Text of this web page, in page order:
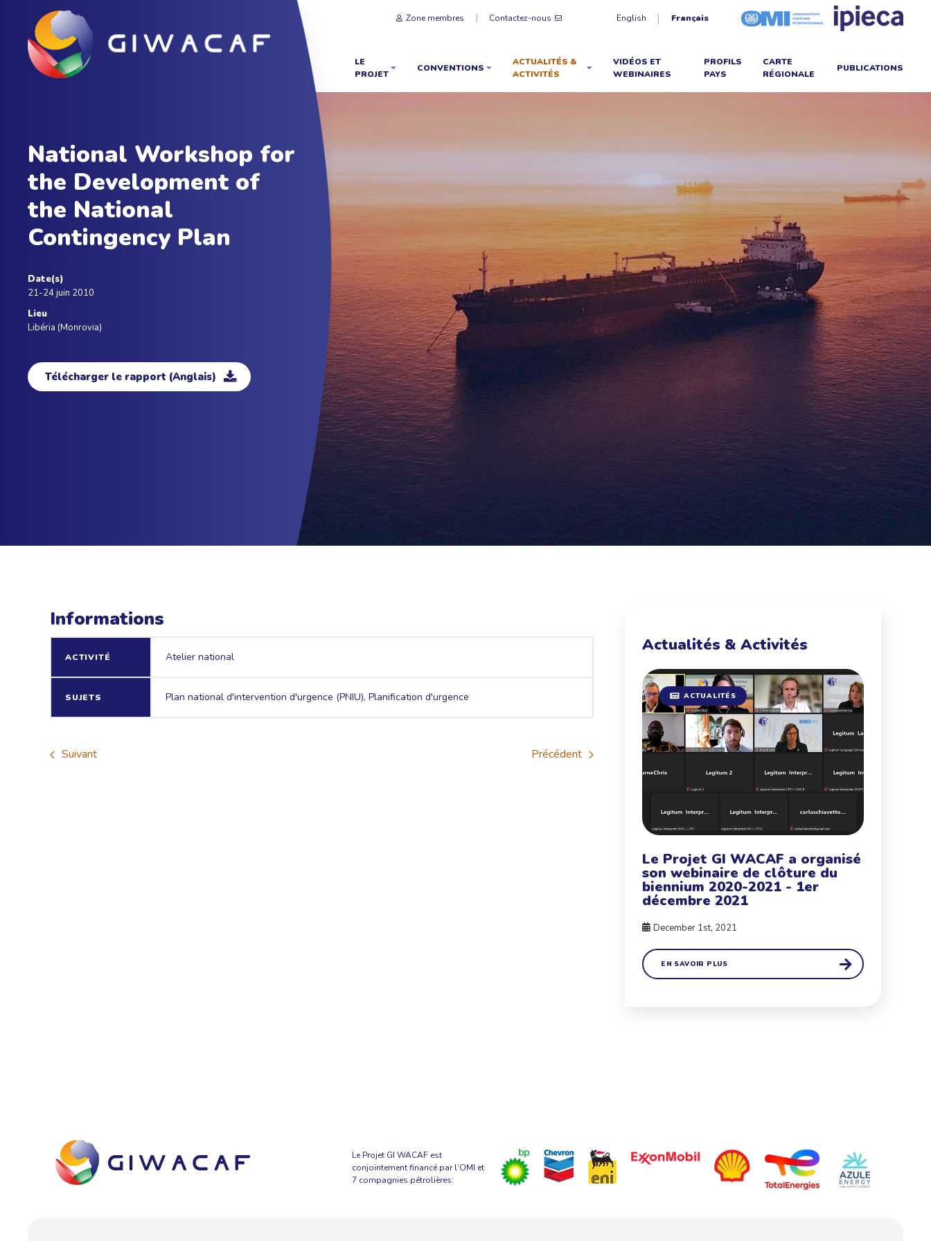
Zone membres Contactez-nous English Français
LE
PROJET
CONVENTIONS
ACTUALITÉS &
ACTIVITÉS
VIDÉOS ET
WEBINAIRES
PROFILS
PAYS
CARTE
RÉGIONALE
PUBLICATIONS
National Workshop for
the Development of
the National
Contingency Plan
Date(s)
21-24 juin 2010
Lieu
Libéria (Monrovia)
Télécharger le rapport (Anglais)
Informations
ACTIVITÉ Atelier national
SUJETS Plan national d'intervention d'urgence (PNIU), Planification d'urgence
Suivant Précédent
Actualités & Activités
ACTUALITÉS
Le Projet GI WACAF a organisé
son webinaire de clôture du
biennium 2020-2021 - 1er
décembre 2021
December 1st, 2021
EN SAVOIR PLUS
Le Projet GI WACAF est
conjointement financé par l’OMI et
7 compagnies pétrolières: